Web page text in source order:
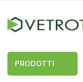
PRODOTTI